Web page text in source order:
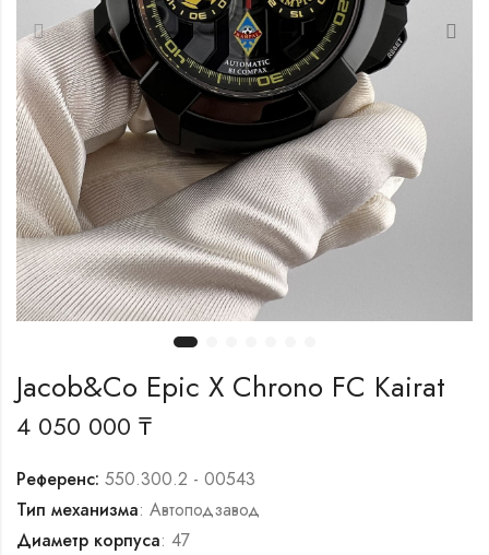
Jacob&Co Epic X Chrono FC Kairat
4 050 000 ₸
Референс: 550.300.2 - 00543
Тип механизма: Автоподзавод
Диаметр корпуса: 47